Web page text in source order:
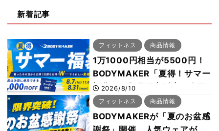
新着記事
フィットネス 商品情報
1万1000円相当が5500円！
BODYMAKER「夏得！サマー
福袋」を数量限定販売 次回
使える1000円OFFクーポン
も
2026/8/10
フィットネス 商品情報
BODYMAKERが「夏のお盆感